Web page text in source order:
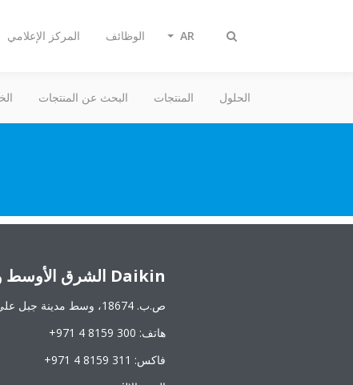
تبديل
المركز الإعلامي الوظائف AR
الحلول المنتجات البحث عن المنتجات
Daikin الشرق الأوسط وإفريقيا FZE
ص.ب. 18674، وسط مدينة جبل علي، دبي، الإمارات العربية المتحدة
هاتف: ‎+971 4 8159 300
فاكس: ‎+971 4 8159 311